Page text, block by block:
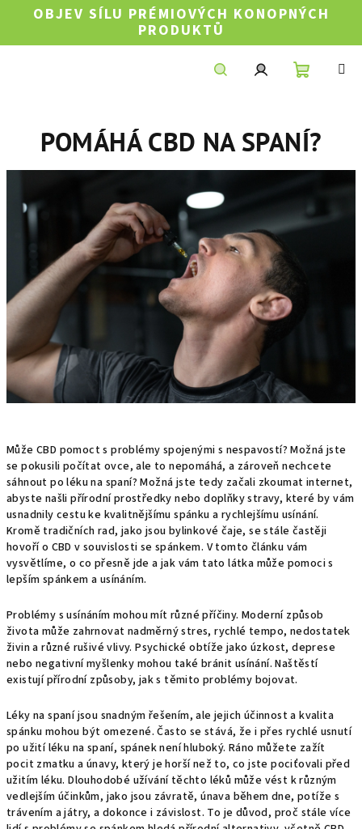
OBJEV SÍLU PRÉMIOVÝCH KONOPNÝCH
PRODUKTŮ
košík
POMÁHÁ CBD NA SPANÍ?
Může CBD pomoct s problémy spojenými s nespavostí? Možná jste
se pokusili počítat ovce, ale to nepomáhá, a zároveň nechcete
sáhnout po léku na spaní? Možná jste tedy začali zkoumat internet,
abyste našli přírodní prostředky nebo doplňky stravy, které by vám
usnadnily cestu ke kvalitnějšímu spánku a rychlejšímu usínání.
Kromě tradičních rad, jako jsou bylinkové čaje, se stále častěji
hovoří o CBD v souvislosti se spánkem. V tomto článku vám
vysvětlíme, o co přesně jde a jak vám tato látka může pomoci s
lepším spánkem a usínáním.
Problémy s usínáním mohou mít různé příčiny. Moderní způsob
života může zahrnovat nadměrný stres, rychlé tempo, nedostatek
živin a různé rušivé vlivy. Psychické obtíže jako úzkost, deprese
nebo negativní myšlenky mohou také bránit usínání. Naštěstí
existují přírodní způsoby, jak s těmito problémy bojovat.
Léky na spaní jsou snadným řešením, ale jejich účinnost a kvalita
spánku mohou být omezené. Často se stává, že i přes rychlé usnutí
po užití léku na spaní, spánek není hluboký. Ráno můžete zažít
pocit zmatku a únavy, který je horší než to, co jste pociťovali před
užitím léku. Dlouhodobé užívání těchto léků může vést k různým
vedlejším účinkům, jako jsou závratě, únava během dne, potíže s
trávením a játry, a dokonce i závislost. To je důvod, proč stále více